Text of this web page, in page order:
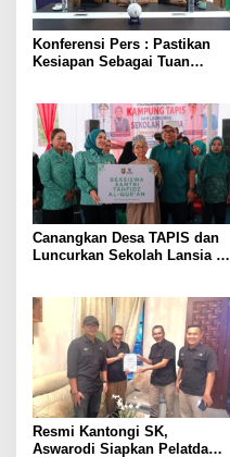
Konferensi Pers : Pastikan
Kesiapan Sebagai Tuan
Soeratin Cup Piala Gubernur
Lampung
Canangkan Desa TAPIS dan
Luncurkan Sekolah Lansia di
Pembangunan SDM Dimulai
dari Desa
Resmi Kantongi SK,
Aswarodi Siapkan Pelatda